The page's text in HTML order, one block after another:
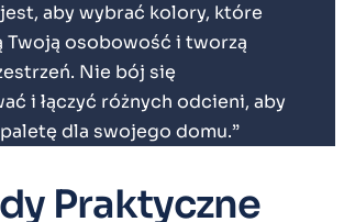
aby wybrać kolory, które
osobowość i tworzą
Nie bój się
i łączyć różnych odcieni, aby
dla swojego domu.”
Praktyczne